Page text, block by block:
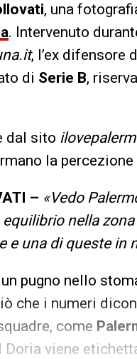
, una
. Intervenuto
, l’ex difensore
di Serie B,
dal sito
la
– «Vedo
nella
e una di queste in
pugno nello
che i numeri
come
viene